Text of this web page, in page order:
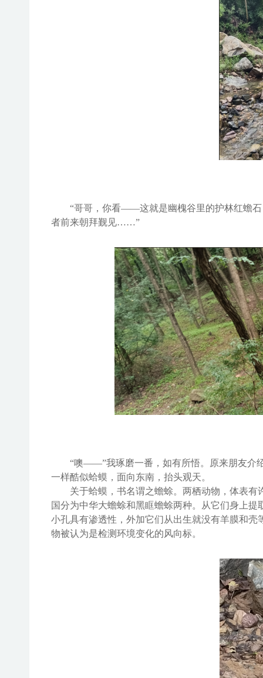
“哥哥，你看——这就是幽槐谷里的护林红蟾石
者前来朝拜觐见……”
“噢——”我琢磨一番，如有所悟。原来朋友介
一样酷似蛤蟆，面向东南，抬头观天。
关于蛤蟆 ，书名谓之蟾蜍。两栖动物，体表有
国分为中华大蟾蜍和黑眶蟾蜍两种。从它们身上
小孔具有渗透性，外加它们从出生就没有羊膜和
物被认为是检测环境变化的风向标。